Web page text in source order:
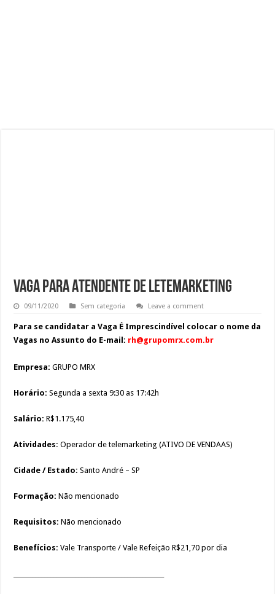
VAGA PARA ATENDENTE DE LETEMARKETING
09/11/2020 Sem categoria Leave a comment
Para se candidatar a Vaga É Imprescindível colocar o nome da
Vagas no Assunto do E-mail: rh@grupomrx.com.br
Empresa: GRUPO MRX
Horário: Segunda a sexta 9:30 as 17:42h
Salário: R$1.175,40
Atividades:Operador de telemarketing (ATIVO DE VENDAAS)
Cidade / Estado:Santo André – SP
Formação:Não mencionado
Requisitos: Não mencionado
Benefícios: Vale Transporte / Vale Refeição R$21,70 por dia